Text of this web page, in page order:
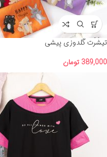
تیشرت گلدوزی پیشی
389,000 تومان